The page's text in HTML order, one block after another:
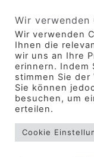
Wir verwenden
Wir verwenden
Ihnen die
wir uns an Ihre
erinnern. Indem
stimmen Sie der
Sie können
besuchen, um
erteilen.
Cookie